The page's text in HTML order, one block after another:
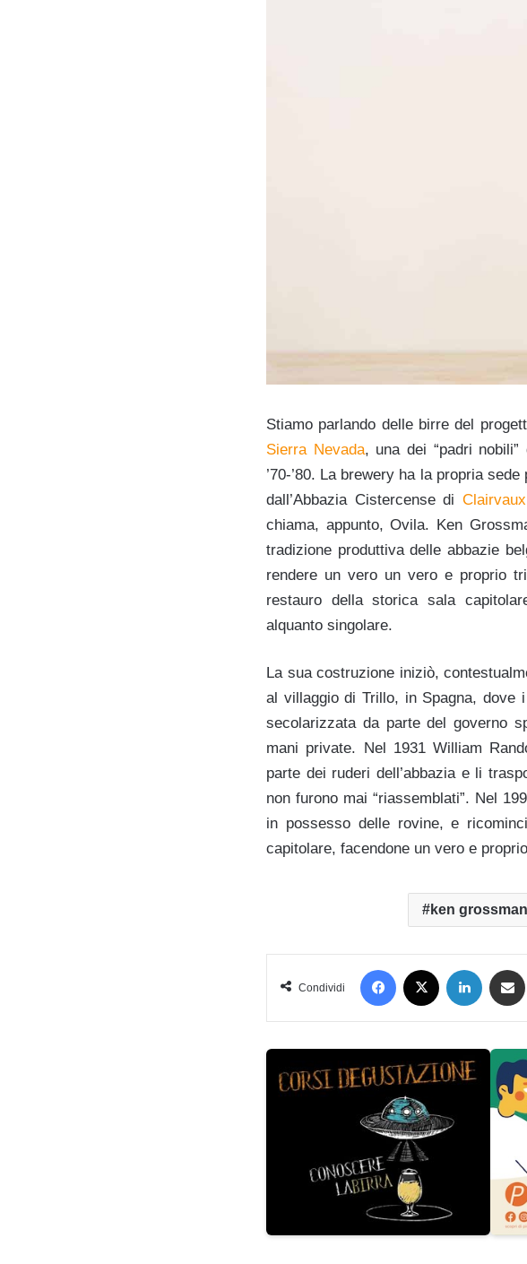
Stiamo parlando delle birre del
Sierra Nevada, una dei “padri
’70-’80. La brewery ha la propria
dall’Abbazia Cistercense di
chiama, appunto, Ovila. Ken
tradizione produttiva delle abbazie
rendere un vero un vero e proprio
restauro della storica sala
alquanto singolare.
La sua costruzione iniziò,
al villaggio di Trillo, in Spagna, dove
secolarizzata da parte del governo
mani private. Nel 1931 William
parte dei ruderi dell’abbazia e li
non furono mai “riassemblati”. Nel
in possesso delle rovine, e
capitolare, facendone un vero e
ken grossman
Condividi
Facebook LinkedIn